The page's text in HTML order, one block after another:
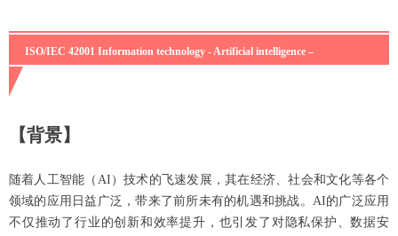
ISO/IEC 42001 Information technology - Artificial intelligence –
【背景】
随着人工智能（AI）技术的飞速发展，其在经济、社会和文化等各个
领域的应用日益广泛，带来了前所未有的机遇和挑战。AI的广泛应用
不仅推动了行业的创新和效率提升，也引发了对隐私保护、数据安